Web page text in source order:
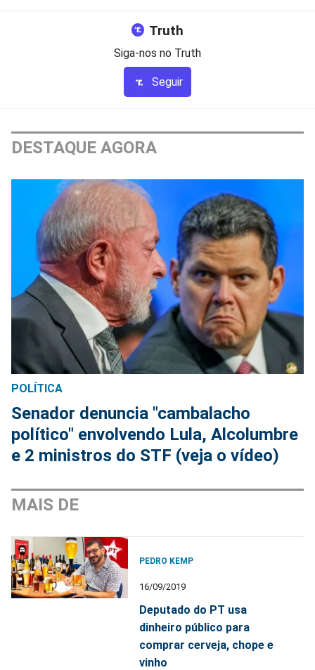
Truth
Siga-nos no Truth
Seguir
DESTAQUE AGORA
POLÍTICA
Senador denuncia "cambalacho
político" envolvendo Lula, Alcolumbre
e 2 ministros do STF (veja o vídeo)
MAIS DE
PEDRO KEMP
16/09/2019
Deputado do PT usa
dinheiro público para
comprar cerveja, chope e
vinho